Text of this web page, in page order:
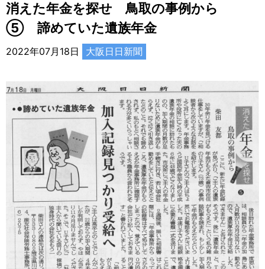
消えた年金を探せ 鳥取の事例から
⑤ 諦めていた遺族年金
2022年07月18日 大阪日日新聞